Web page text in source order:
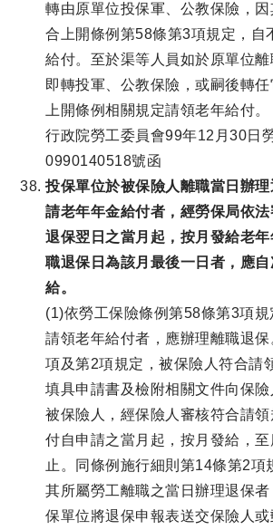
轉由原單位投保軍、公教保險，
合上開條例第58條第3項規定，自
給付。至於渠等人員如於原單位
即轉投軍、公教保險，或嗣後轉
上開條例相關規定請領老年給付。
行政院勞工委員會99年12月30日
0990140518號函
投保單位於被保險人離職當日辦
請老年年金給付者，經勞保局依
退保翌日之當月起，按月發給老
職退保日為該月最後一日者，應
給。
(1)依勞工保險條例第58條第3項
請領老年給付者，應辦理離職退
項及第2項規定，被保險人符合請
填具申請書及檢附相關文件向保
被保險人，經保險人審核符合請
付自申請之當月起，按月發給，至
止。同條例施行細則第14條第2項
其所屬勞工離職之當日辦理退保
保單位將退保申報表送交保險人